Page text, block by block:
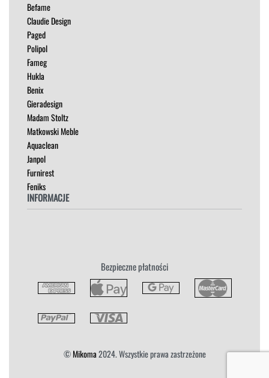
ŁÓŻKA
MEBLE RTV
NAROŻNIKI
OUTLET
PUFY
SOFY
STOLIKI
STOŁY
SZAFKI I KOMODY
Befame
Claudie Design
Paged
Polipol
Fameg
Hukla
Benix
Gieradesign
Madam Stoltz
Matkowski Meble
Aquaclean
Janpol
Furnirest
Feniks
INFORMACJE
Płatność i Dostawa
Bezpieczne płatności
©Mikoma2024. Wszystkie prawa zastrzeżone